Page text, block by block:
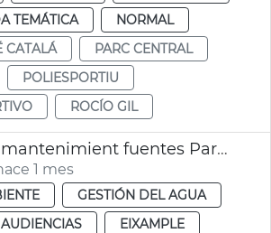
TEMÁTICA
NORMAL
CATALÁ
PARC CENTRAL
POLIESPORTIU
ROCÍO GIL
Limpieza y mantenimient fuentes Parc Central València
1 mes
GESTIÓN DEL AGUA
EIXAMPLE